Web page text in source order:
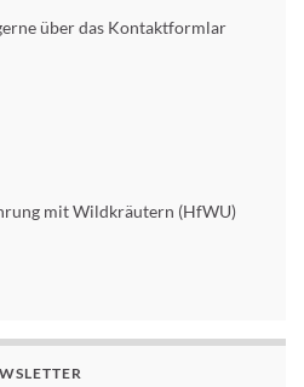
über das Kontaktformlar
mit Wildkräutern (HfWU)